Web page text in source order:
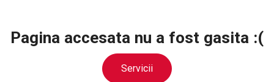
Pagina accesata nu a fost gasita :(
Servicii